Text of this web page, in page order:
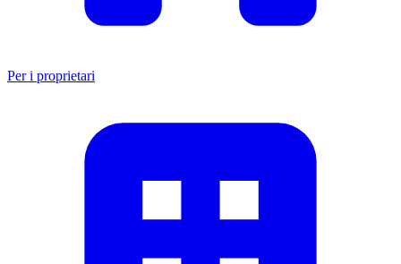
Per i proprietari